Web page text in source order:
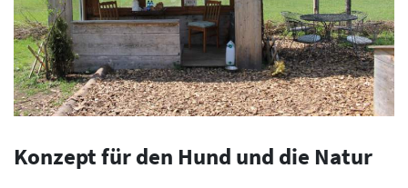
Konzept für den Hund und die Natur